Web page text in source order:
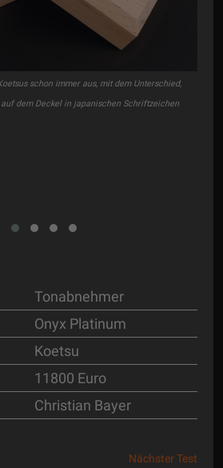
schon immer aus, mit dem Unterschied,
dem Deckel in japanischen Schriftzeichen
Tonabnehmer
Onyx Platinum
Koetsu
11800 Euro
Christian Bayer
Nächster Test